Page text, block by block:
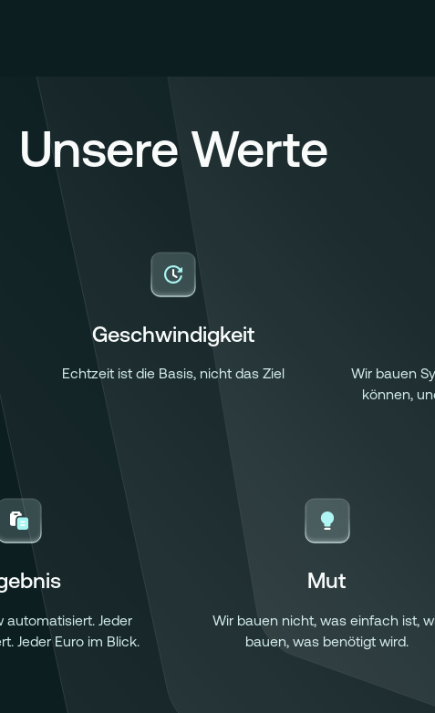
Unsere Werte
Geschwindigkeit
Echtzeit ist die Basis, nicht das Ziel
Wir bauen
können,
automatisiert. Jeder
Jeder Euro im Blick.
Mut
Wir bauen nicht, was einfach ist,
bauen, was benötigt wird.